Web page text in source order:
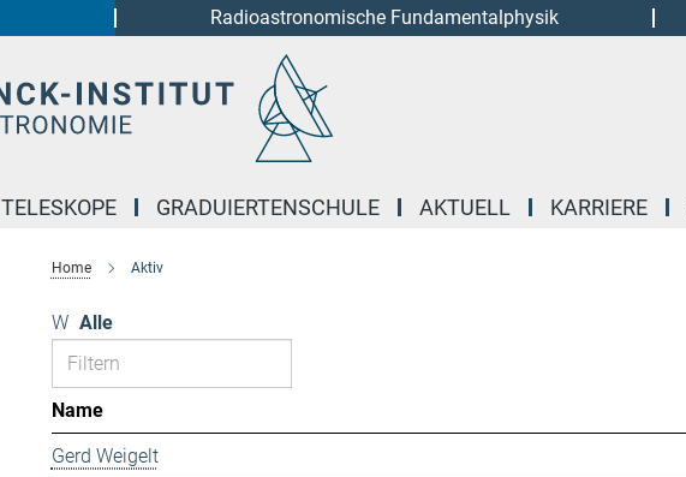
Radioastronomische Fundamentalphysik
TELESKOPE GRADUIERTENSCHULE AKTUELL KARRIERE
Home Aktiv
W Alle
Name
Gerd Weigelt